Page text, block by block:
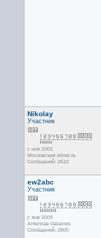
Nikolay
Участник
с ноя 2003
Московская область
Сообщений: 2610
ew2abc
Участник
с янв 2009
Antennae Galaxies
Сообщений: 2800